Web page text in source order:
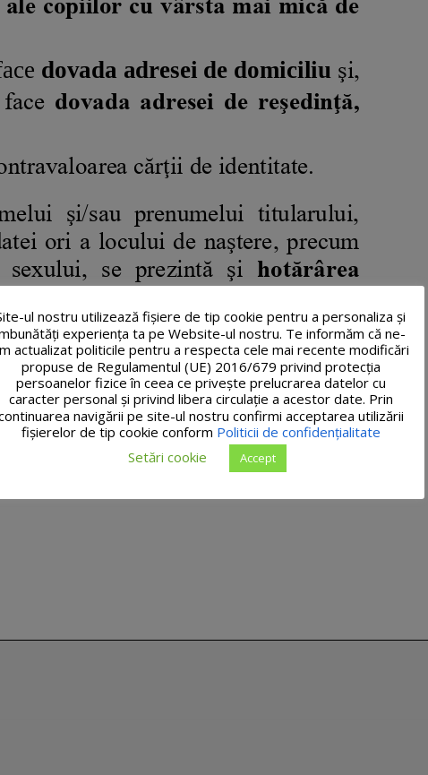
ul nostru utilizează fişiere de tip cookie pentru a personaliza și
experiența ta pe Website-ul nostru. Te informăm că ne-
actualizat politicile pentru a respecta cele mai recente modificări
propuse de Regulamentul (UE) 2016/679 privind protecția
persoanelor fizice în ceea ce privește prelucrarea datelor cu
caracter personal și privind libera circulație a acestor date. Prin
navigării pe site-ul nostru confirmi acceptarea utilizării
fişierelor de tip cookie conform Politicii de confidențialitate
Setări cookie
Accept